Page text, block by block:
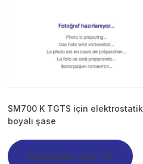
SM700 K TGTS için elektrostatik
boyalı şase
Devamını oku